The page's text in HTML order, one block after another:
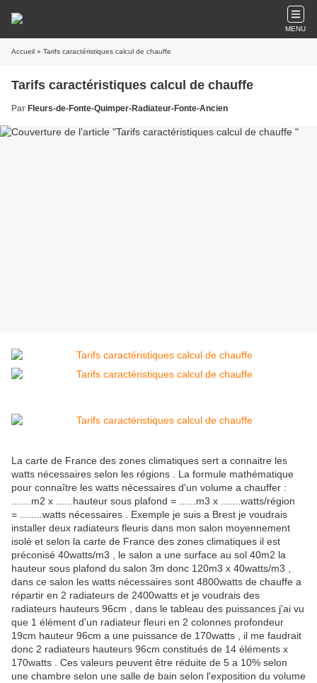
MENU
Accueil » Tarifs caractéristiques calcul de chauffe
Tarifs caractéristiques calcul de chauffe
Par Fleurs-de-Fonte-Quimper-Radiateur-Fonte-Ancien
La carte de France des zones climatiques sert a connaitre les
watts nécessaires selon les régions . La formule mathématique
pour connaître les watts nécessaires d'un volume a chauffer :
.......m2 x ......hauteur sous plafond = ......m3 x .......watts/région
= ........watts nécessaires . Exemple je suis a Brest je voudrais
installer deux radiateurs fleuris dans mon salon moyennement
isolé et selon la carte de France des zones climatiques il est
préconisé 40watts/m3 , le salon a une surface au sol 40m2 la
hauteur sous plafond du salon 3m donc 120m3 x 40watts/m3 ,
dans ce salon les watts nécessaires sont 4800watts de chauffe a
répartir en 2 radiateurs de 2400watts et je voudrais des
radiateurs hauteurs 96cm , dans le tableau des puissances j'ai vu
que 1 élément d'un radiateur fleuri en 2 colonnes profondeur
19cm hauteur 96cm a une puissance de 170watts , il me faudrait
donc 2 radiateurs hauteurs 96cm constitués de 14 éléments x
170watts . Ces valeurs peuvent être réduite de 5 a 10% selon
une chambre selon une salle de bain selon l'exposition du volume